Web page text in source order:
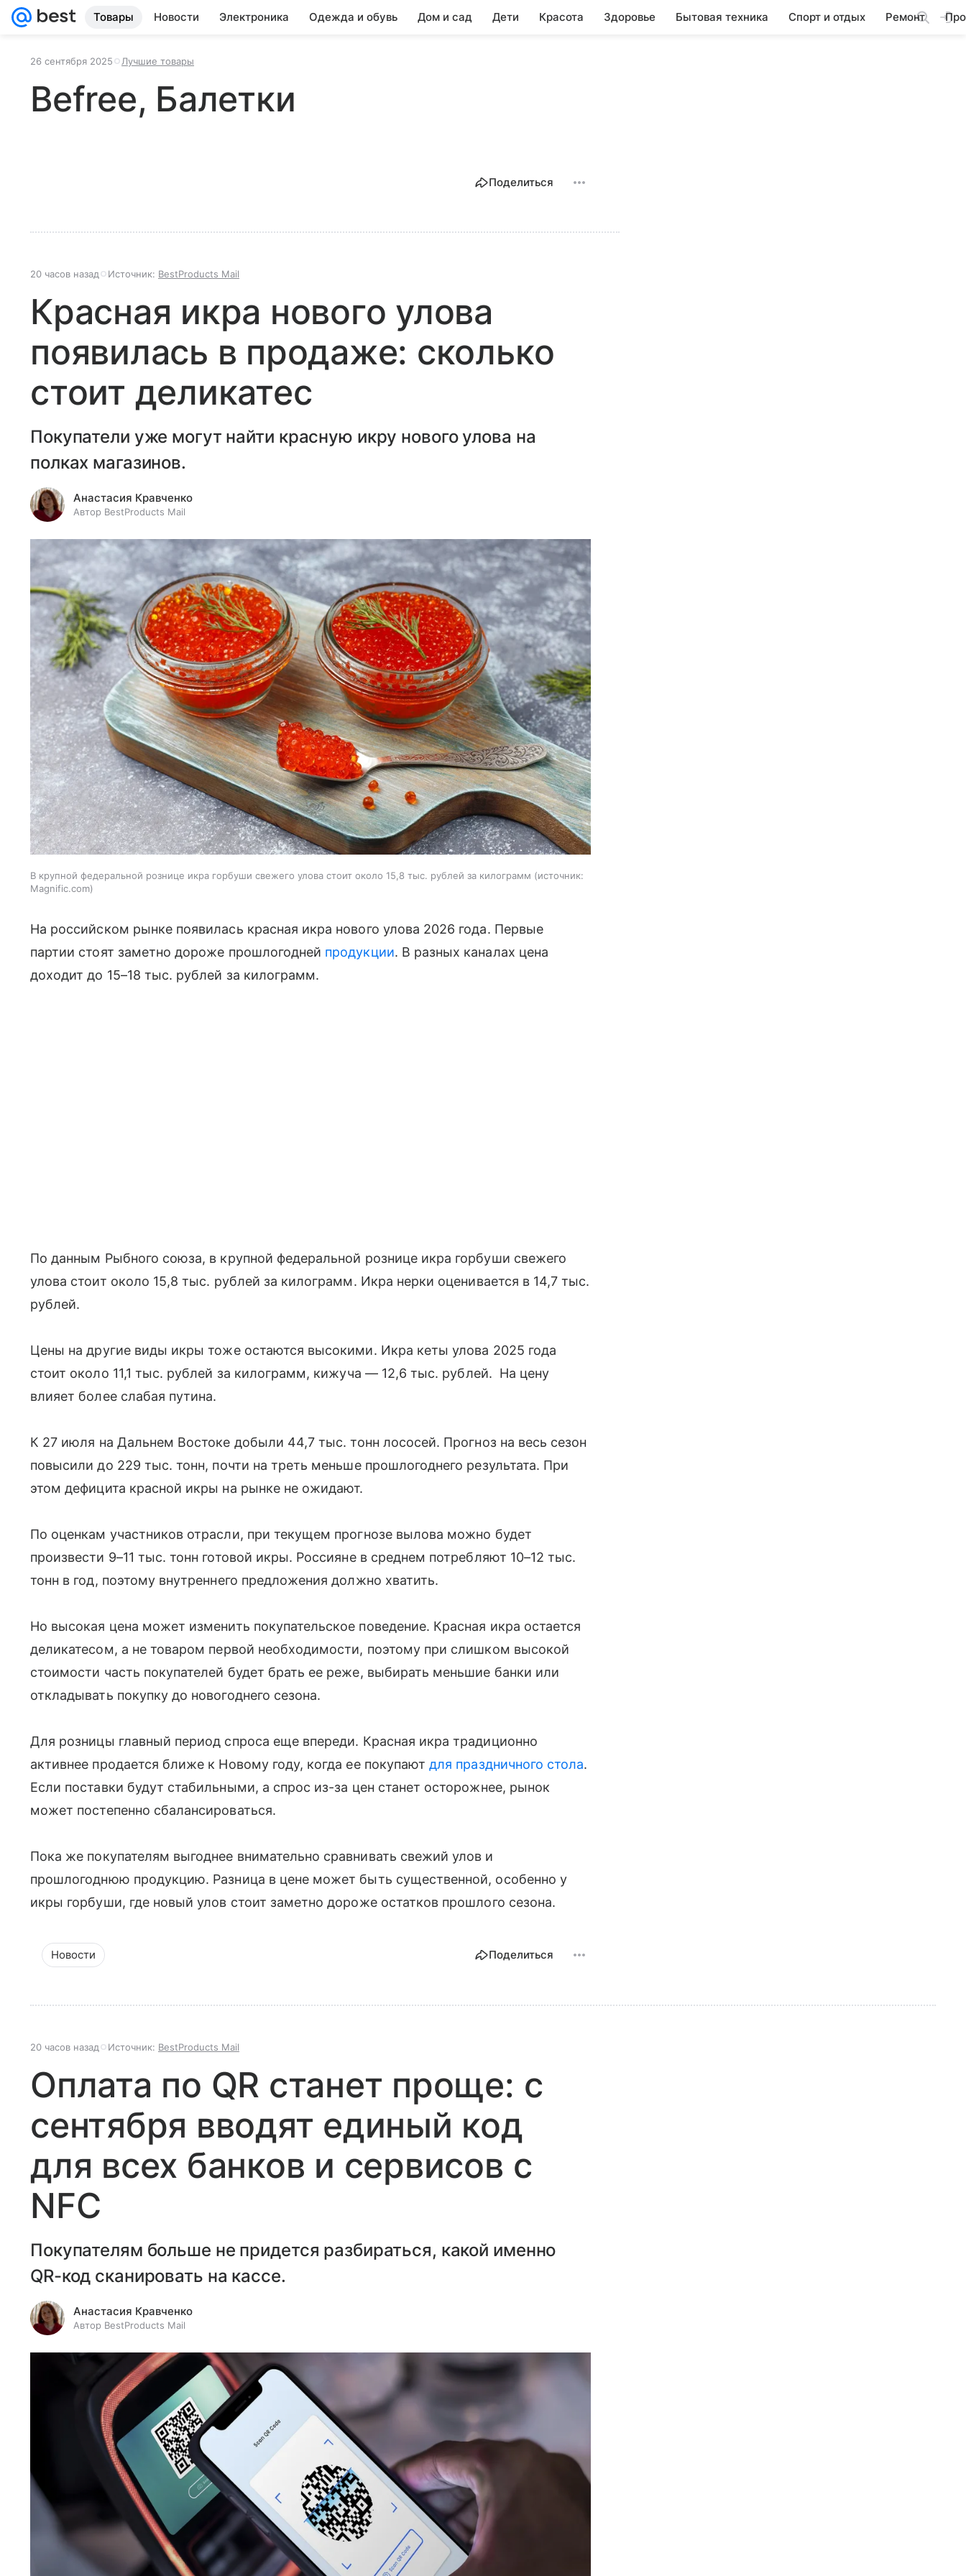
Товары Новости Электроника Одежда и обувь Дом и сад Дети Красота Здоровье Бытовая техника Спорт и отдых Ремонт
26 сентября 2025 Лучшие товары
Befree, Балетки
Поделиться
20 часов назад Источник: BestProducts Mail
Красная икра нового улова
появилась в продаже: сколько
стоит деликатес
Покупатели уже могут найти красную икру нового улова на
полках магазинов.
Анастасия Кравченко
Автор BestProducts Mail
В крупной федеральной рознице икра горбуши свежего улова стоит около 15,8 тыс. рублей за килограмм
источник:
Magnific.com
На российском рынке появилась красная икра нового улова 2026 года. Первые
партии стоят заметно дороже прошлогодней продукции. В разных каналах цена
доходит до 15–18 тыс. рублей за килограмм.
По данным Рыбного союза, в крупной федеральной рознице икра горбуши свежего
улова стоит около 15,8 тыс. рублей за килограмм. Икра нерки оценивается в 14,7 тыс.
рублей.
Цены на другие виды икры тоже остаются высокими. Икра кеты улова 2025 года
стоит около 11,1 тыс. рублей за килограмм, кижуча — 12,6 тыс. рублей. На цену
влияет более слабая путина.
К 27 июля на Дальнем Востоке добыли 44,7 тыс. тонн лососей. Прогноз на весь сезон
повысили до 229 тыс. тонн, почти на треть меньше прошлогоднего результата. При
этом дефицита красной икры на рынке не ожидают.
По оценкам участников отрасли, при текущем прогнозе вылова можно будет
произвести 9–11 тыс. тонн готовой икры. Россияне в среднем потребляют 10–12 тыс.
тонн в год, поэтому внутреннего предложения должно хватить.
Но высокая цена может изменить покупательское поведение. Красная икра остается
деликатесом, а не товаром первой необходимости, поэтому при слишком высокой
стоимости часть покупателей будет брать ее реже, выбирать меньшие банки или
откладывать покупку до новогоднего сезона.
Для розницы главный период спроса еще впереди. Красная икра традиционно
активнее продается ближе к Новому году, когда ее покупаютдля праздничного стола.
Если поставки будут стабильными, а спрос из-за цен станет осторожнее, рынок
может постепенно сбалансироваться.
Пока же покупателям выгоднее внимательно сравнивать свежий улов и
прошлогоднюю продукцию. Разница в цене может быть существенной, особенно у
икры горбуши, где новый улов стоит заметно дороже остатков прошлого сезона.
Новости Поделиться
20 часов назад Источник: BestProducts Mail
Оплата по QR станет проще: с
сентября вводят единый код
для всех банков и сервисов с
NFC
Покупателям больше не придется разбираться, какой именно
QR-код сканировать на кассе.
Анастасия Кравченко
Автор BestProducts Mail